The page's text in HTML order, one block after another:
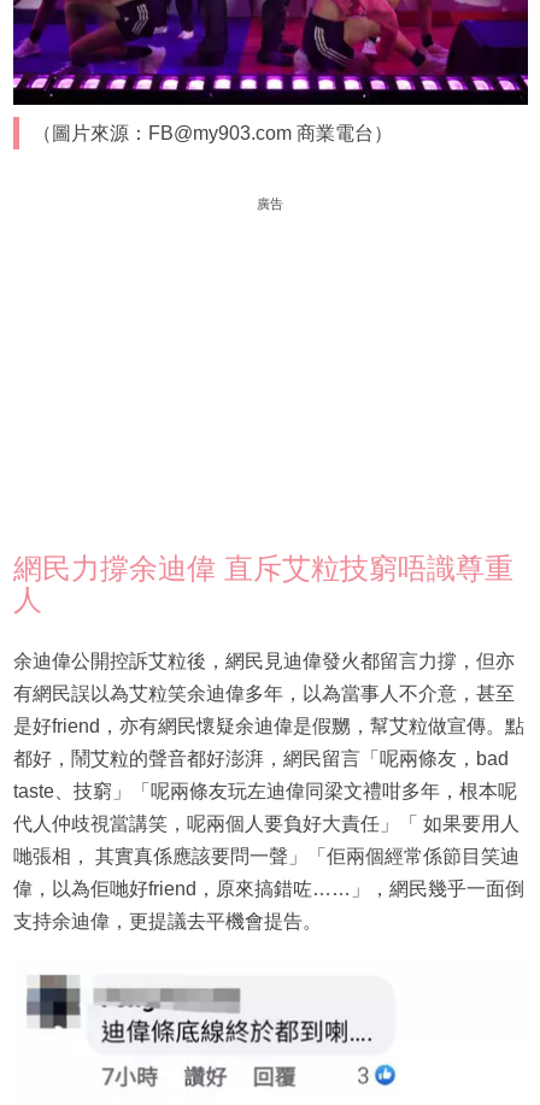
（圖片來源：FB@my903.com 商業電台）
廣告
網民力撐余迪偉 直斥艾粒技窮唔識尊重
人
余迪偉公開控訴艾粒後，網民見迪偉發火都留言力撐，但亦
有網民誤以為艾粒笑余迪偉多年，以為當事人不介意，甚至
是好friend，亦有網民懷疑余迪偉是假嬲，幫艾粒做宣傳。點
都好，鬧艾粒的聲音都好澎湃，網民留言「呢兩條友，bad
taste、技窮」「呢兩條友玩左迪偉同梁文禮咁多年，根本呢
代人仲歧視當講笑，呢兩個人要負好大責任」「 如果要用人
哋張相， 其實真係應該要問一聲」「佢兩個經常係節目笑迪
偉，以為佢哋好friend，原來搞錯咗……」，網民幾乎一面倒
支持余迪偉，更提議去平機會提告。